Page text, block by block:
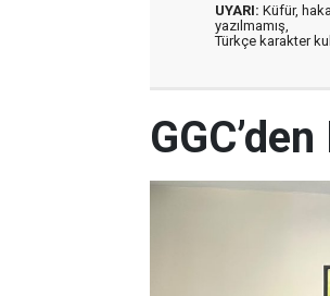
UYARI: Küfür,
yazılmamış,
Türkçe karakter